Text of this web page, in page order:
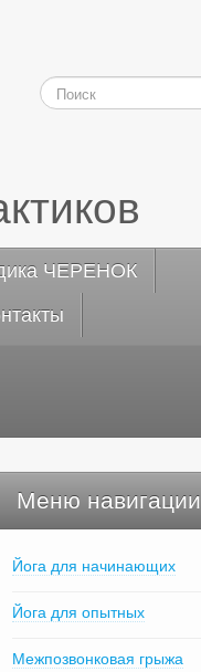
ЧЕРЕНОК
Меню навигации
Йога для начинающих
Йога для опытных
Межпозвонковая грыжа